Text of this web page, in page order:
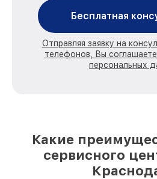
Бесплатная
Отправляя заявку на
телефонов, Вы
персональных
Какие
сервисного